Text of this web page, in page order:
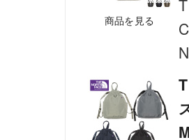
商品を見る